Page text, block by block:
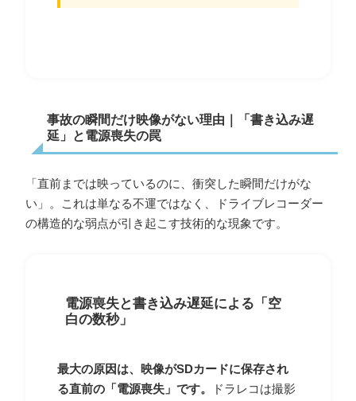
事故の瞬間だけ映像がない理由｜「書き込み遅
延」と電源喪失の罠
「直前までは映っているのに、衝突した瞬間だけがな
い」。これは単なる不運ではなく、ドライブレコーダー
の構造的な弱点が引き起こす技術的な現象です。
電源喪失と書き込み遅延による「空
白の数秒」
最大の原因は、映像がSDカードに保存され
る直前の「電源喪失」です。
ドラレコは撮影